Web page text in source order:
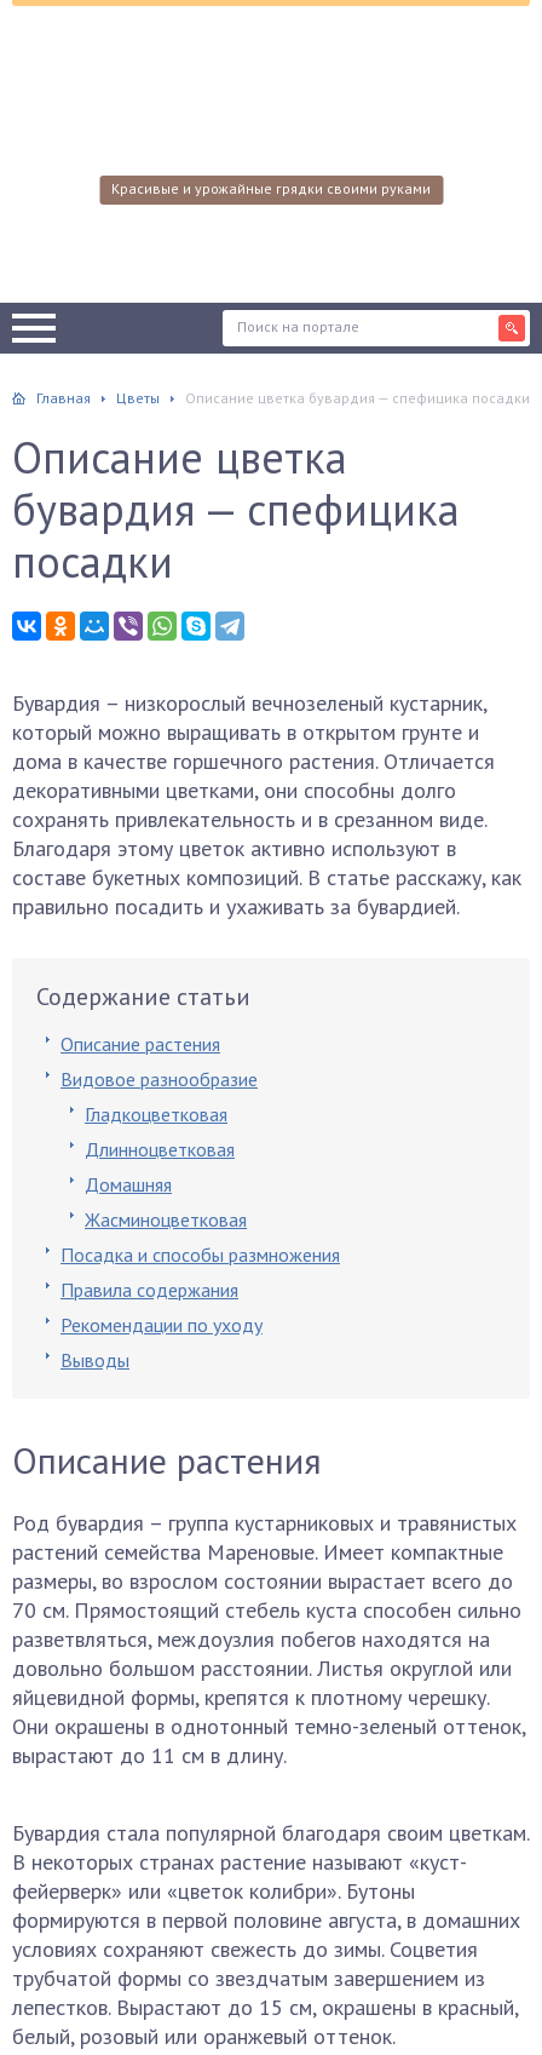
Красивые и урожайные грядки своими руками
Главная Цветы Описание цветка бувардия — спефицика посадки
Описание цветка
бувардия — спефицика
посадки
Бувардия – низкорослый вечнозеленый кустарник,
который можно выращивать в открытом грунте и
дома в качестве горшечного растения. Отличается
декоративными цветками, они способны долго
сохранять привлекательность и в срезанном виде.
Благодаря этому цветок активно используют в
составе букетных композиций. В статье расскажу, как
правильно посадить и ухаживать за бувардией.
Содержание статьи
Описание растения
Видовое разнообразие
Гладкоцветковая
Длинноцветковая
Домашняя
Жасминоцветковая
Посадка и способы размножения
Правила содержания
Рекомендации по уходу
Выводы
Описание растения
Род бувардия – группа кустарниковых и травянистых
растений семейства Мареновые. Имеет компактные
размеры, во взрослом состоянии вырастает всего до
70 см. Прямостоящий стебель куста способен сильно
разветвляться, междоузлия побегов находятся на
довольно большом расстоянии. Листья округлой или
яйцевидной формы, крепятся к плотному черешку.
Они окрашены в однотонный темно-зеленый оттенок,
вырастают до 11 см в длину.
Бувардия стала популярной благодаря своим цветкам.
В некоторых странах растение называют «куст-
фейерверк» или «цветок колибри». Бутоны
формируются в первой половине августа, в домашних
условиях сохраняют свежесть до зимы. Соцветия
трубчатой формы со звездчатым завершением из
лепестков. Вырастают до 15 см, окрашены в красный,
белый, розовый или оранжевый оттенок.